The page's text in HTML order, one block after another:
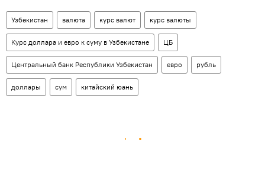
Узбекистан валюта курс валют курс валюты
Курс доллара и евро к суму в Узбекистане ЦБ
Центральный банк Республики Узбекистан евро рубль
доллары сум китайский юань